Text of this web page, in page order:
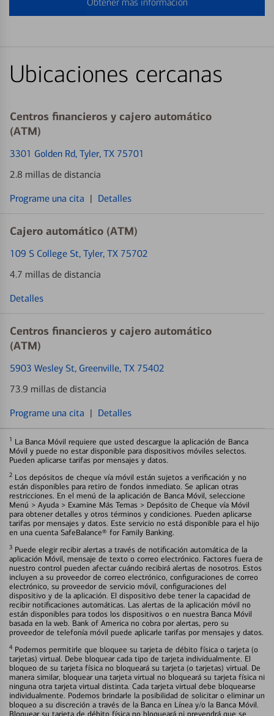
Ubicaciones cercanas
Centros financieros y cajero automático
(ATM)
3301 Golden Rd, Tyler, TX 75701
2.8 millas de distancia
Programe una cita | Detalles
Cajero automático (ATM)
109 S College St, Tyler, TX 75702
4.7 millas de distancia
Detalles
Centros financieros y cajero automático
(ATM)
5903 Wesley St, Greenville, TX 75402
73.9 millas de distancia
Programe una cita | Detalles
1 La Banca Móvil requiere que usted descargue la aplicación de Banca
Móvil y puede no estar disponible para dispositivos móviles selectos.
Pueden aplicarse tarifas por mensajes y datos.
2 Los depósitos de cheque vía móvil están sujetos a verificación y no
están disponibles para retiro de fondos inmediato. Se aplican otras
restricciones. En el menú de la aplicación de Banca Móvil, seleccione
Menú > Ayuda > Examine Más Temas > Depósito de Cheque vía Móvil
para obtener detalles y otros términos y condiciones. Pueden aplicarse
tarifas por mensajes y datos. Este servicio no está disponible para el hijo
en una cuenta SafeBalance® for Family Banking.
3 Puede elegir recibir alertas a través de notificación automática de la
aplicación Móvil, mensaje de texto o correo electrónico. Factores fuera de
nuestro control pueden afectar cuándo recibirá alertas de nosotros. Estos
incluyen a su proveedor de correo electrónico, configuraciones de correo
electrónico, su proveedor de servicio móvil, configuraciones del
dispositivo y de la aplicación. El dispositivo debe tener la capacidad de
recibir notificaciones automáticas. Las alertas de la aplicación móvil no
están disponibles para todos los dispositivos o en nuestra Banca Móvil
basada en la web. Bank of America no cobra por alertas, pero su
proveedor de telefonía móvil puede aplicarle tarifas por mensajes y datos.
4 Podemos permitirle que bloquee su tarjeta de débito física o tarjeta (o
tarjetas) virtual. Debe bloquear cada tipo de tarjeta individualmente. El
bloqueo de su tarjeta física no bloqueará su tarjeta (o tarjetas) virtual. De
manera similar, bloquear una tarjeta virtual no bloqueará su tarjeta física ni
ninguna otra tarjeta virtual distinta. Cada tarjeta virtual debe bloquearse
individualmente. Podemos brindarle la posibilidad de solicitar o eliminar un
bloqueo a su discreción a través de la Banca en Línea y/o la Banca Móvil.
Bloquear su tarjeta de débito física no bloqueará ni prevendrá que se